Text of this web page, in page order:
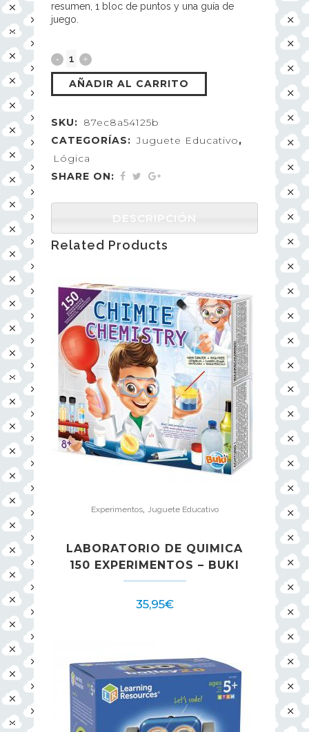
resumen, 1 bloc de puntos y una guía de
juego.
AÑADIR AL CARRITO
SKU: 87ec8a54125b
CATEGORÍAS: Juguete Educativo,
Lógica
SHARE ON:
DESCRIPCIÓN
Related Products
Experimentos, Juguete Educativo
LABORATORIO DE QUIMICA
150 EXPERIMENTOS – BUKI
35,95€